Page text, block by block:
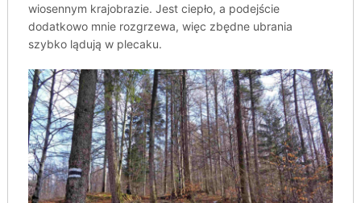
wiosennym krajobrazie. Jest ciepło, a podejście
dodatkowo mnie rozgrzewa, więc zbędne ubrania
szybko lądują w plecaku.